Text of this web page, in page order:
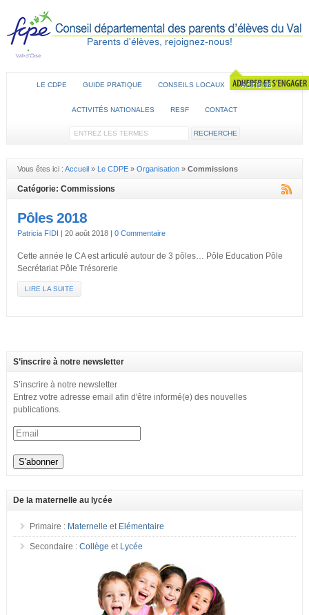
Parents d'élèves, rejoignez-nous!
LE CDPE GUIDE PRATIQUE CONSEILS LOCAUX ACTIONS
ACTIVITÉS NATIONALES RESF CONTACT
Vous êtes ici : Accueil» Le CDPE» Organisation» Commissions
Catégorie: Commissions
Pôles 2018
Patricia FIDI | 20 août 2018 | 0 Commentaire
Cette année le CA est articulé autour de 3 pôles… Pôle Education Pôle
Secrétariat Pôle Trésorerie
LIRE LA SUITE
S’inscrire à notre newsletter
S’inscrire à notre newsletter
Entrez votre adresse email afin d'être informé(e) des nouvelles
publications.
De la maternelle au lycée
Primaire : Maternelle et Elémentaire
Secondaire : Collège et Lycée